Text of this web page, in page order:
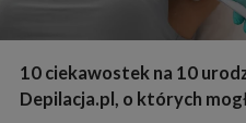
10 ciekawostek na 10
Depilacja.pl, o których